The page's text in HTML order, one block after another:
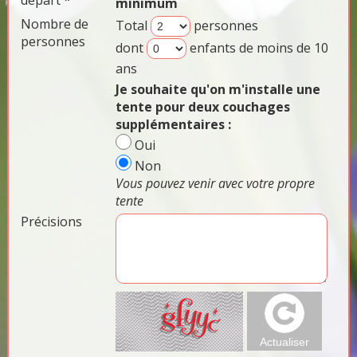
Nombre de
personnes
Total
personnes
dont
enfants de moins de 10
ans
Je souhaite qu'on m'installe une
tente pour deux couchages
supplémentaires :
Oui
Non
Vous pouvez venir avec votre propre
tente
Précisions